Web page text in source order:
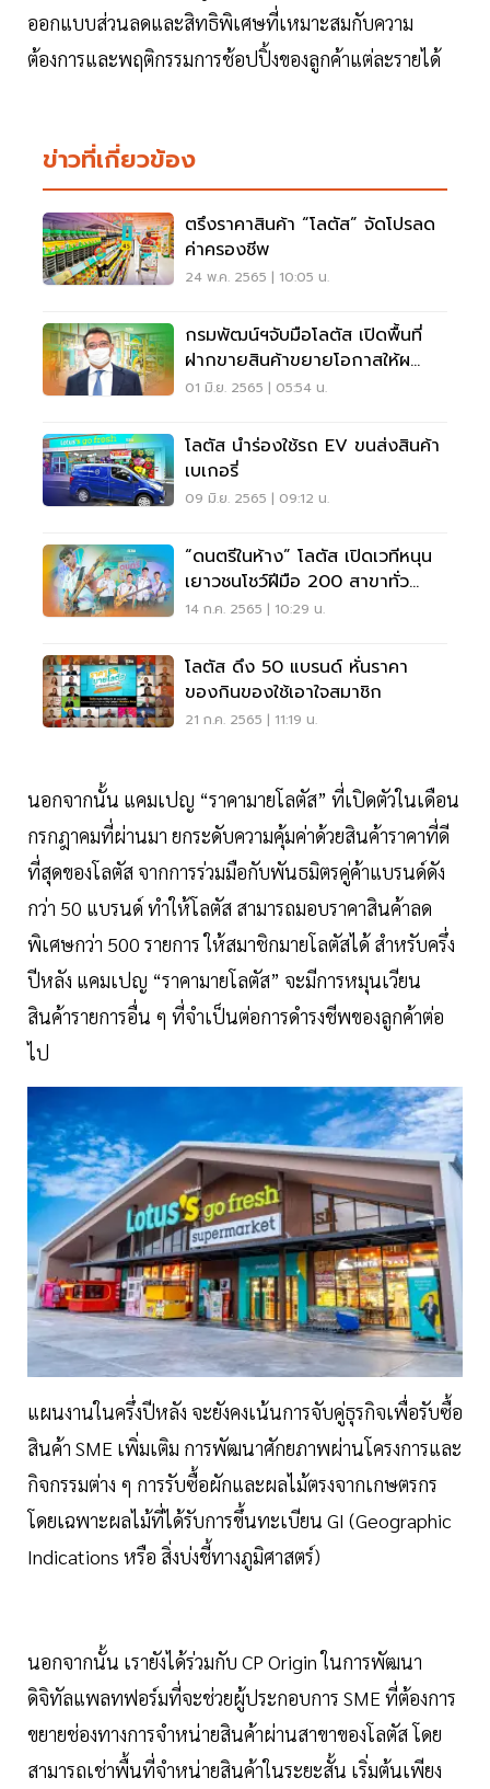
ออกแบบส่วนลดและสิทธิพิเศษที่เหมาะสมกับความ
ต้องการและพฤติกรรมการช้อปปิ้งของลูกค้าแต่ละรายได้
ข่าวที่เกี่ยวข้อง
ตรึงราคาสินค้า “โลตัส” จัดโปรลด
ค่าครองชีพ
24 พ.ค. 2565 | 10:05 น.
กรมพัฒน์ฯจับมือโลตัส เปิดพื้นที่
ฝากขายสินค้าขยายโอกาสให้ผ
ปก.รายเล็ก
01 มิ.ย. 2565 | 05:54 น.
โลตัส นำร่องใช้รถ EV ขนส่งสินค้า
เบเกอรี่
09 มิ.ย. 2565 | 09:12 น.
“ดนตรีในห้าง” โลตัส เปิดเวทีหนุน
เยาวชนโชว์ฝีมือ 200 สาขาทั่ว
ประเทศ
14 ก.ค. 2565 | 10:29 น.
โลตัส ดึง 50 แบรนด์ หั่นราคา
ของกินของใช้เอาใจสมาชิก
21 ก.ค. 2565 | 11:19 น.
นอกจากนั้น แคมเปญ “ราคามายโลตัส” ที่เปิดตัวในเดือน
กรกฎาคมที่ผ่านมา ยกระดับความคุ้มค่าด้วยสินค้าราคาที่ดี
ที่สุดของโลตัส จากการร่วมมือกับพันธมิตรคู่ค้าแบรนด์ดัง
กว่า 50 แบรนด์ ทำให้โลตัส สามารถมอบราคาสินค้าลด
พิเศษกว่า 500 รายการ ให้สมาชิกมายโลตัสได้ สำหรับครึ่ง
ปีหลัง แคมเปญ “ราคามายโลตัส” จะมีการหมุนเวียน
สินค้ารายการอื่น ๆ ที่จำเป็นต่อการดำรงชีพของลูกค้าต่อ
ไป
แผนงานในครึ่งปีหลัง จะยังคงเน้นการจับคู่ธุรกิจเพื่อรับซื้อ
สินค้า SME เพิ่มเติม การพัฒนาศักยภาพผ่านโครงการและ
กิจกรรมต่าง ๆ การรับซื้อผักและผลไม้ตรงจากเกษตรกร
โดยเฉพาะผลไม้ที่ได้รับการขึ้นทะเบียน GI (Geographic
Indications หรือ สิ่งบ่งชี้ทางภูมิศาสตร์)
นอกจากนั้น เรายังได้ร่วมกับ CP Origin ในการพัฒนา
ดิจิทัลแพลทฟอร์มที่จะช่วยผู้ประกอบการ SME ที่ต้องการ
ขยายช่องทางการจำหน่ายสินค้าผ่านสาขาของโลตัส โดย
สามารถเช่าพื้นที่จำหน่ายสินค้าในระยะสั้น เริ่มต้นเพียง